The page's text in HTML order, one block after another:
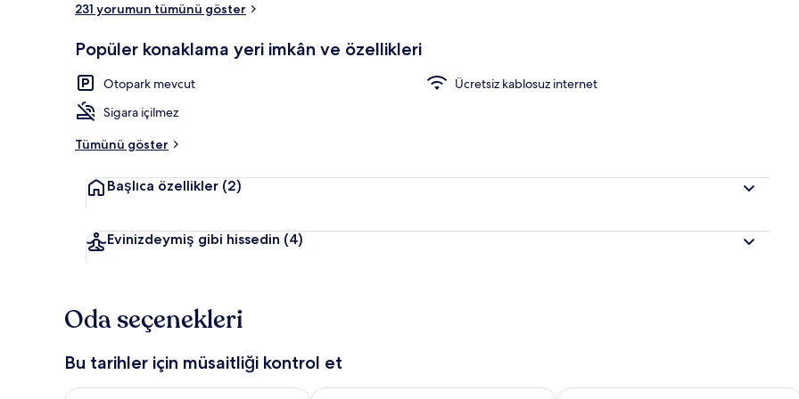
Masa, güneşlik/perde, ücretsiz kablosuz İnternet
231 yorumun tümünü göster
Popüler konaklama yeri imkân ve özellikleri
Otopark mevcut
Ücretsiz kablosuz internet
Sigara içilmez
Tümünü göster
Başlıca özellikler (2)
Evinizdeymiş gibi hissedin (4)
Oda seçenekleri
Bu tarihler için müsaitliği kontrol et